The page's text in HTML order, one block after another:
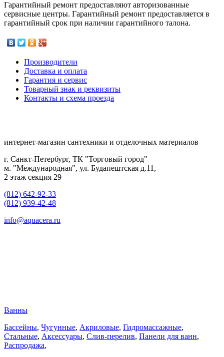
Гарантийный ремонт предоставляют авторизованные
сервисные центры. Гарантийный ремонт предоставляется в
гарантийный срок при наличии гарантийного талона.
Производители
Доставка и оплата
Гарантия и сервис
Товарный знак и реквизиты
Контакты и схема проезда
интернет-магазин сантехники и отделочных материалов
г. Санкт-Петербург, ТК "Торговый город"
м. "Международная", ул. Будапештская д.11,
2 этаж секция 29
(812) 642-92-33
(812) 939-42-48
info@aquacera.ru
Ванны
Бассейны, Чугунные, Акриловые, Гидромассажные,
Стальные, Аксессуары, Слив-перелив, Панели для ванн,
Распродажа,